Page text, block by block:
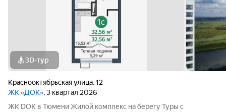
3D-тур
Краснооктябрьская улица,12
ЖК «ДОК», 3 квартал 2026
ЖК DOK в Тюмени Жилой комплекс на берегу Туры с